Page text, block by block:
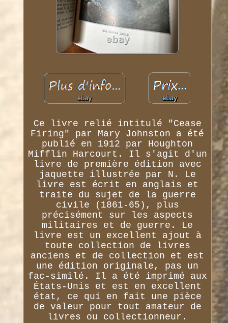
Ce livre relié intitulé "Cease
Firing" par Mary Johnston a été
publié en 1912 par Houghton
Mifflin Harcourt. Il s'agit d'un
livre de première édition avec
jaquette illustrée par N. Le
livre est écrit en anglais et
traite du sujet de la guerre
civile (1861-65), plus
précisément sur les aspects
militaires et de guerre. Le
livre est un excellent ajout à
toute collection de livres
anciens et de collection et est
une édition originale, pas un
fac-similé. Il a été imprimé aux
États-Unis et est en excellent
état, ce qui en fait une pièce
de valeur pour tout amateur de
livres ou collectionneur.